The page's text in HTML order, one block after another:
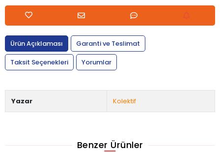
Ürün Açıklaması
Garanti ve Teslimat
Taksit Seçenekleri
Yorumlar
Yazar Kolektif
Benzer Ürünler